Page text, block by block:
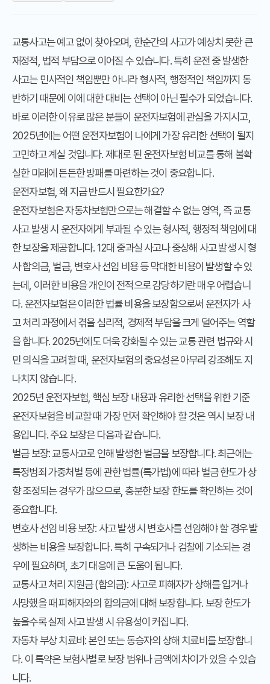
교통사고는 예고 없이 찾아오며, 한순간의 사고가 예상치 못한 큰
재정적, 법적 부담으로 이어질 수 있습니다. 특히 운전 중 발생한
사고는 민사적인 책임뿐만 아니라 형사적, 행정적인 책임까지 동
반하기 때문에 이에 대한 대비는 선택이 아닌 필수가 되었습니다.
바로 이러한 이유로 많은 분들이 운전자보험에 관심을 가지시고,
2025년에는 어떤 운전자보험이 나에게 가장 유리한 선택이 될지
고민하고 계실 것입니다. 제대로 된 운전자보험 비교를 통해 불확
실한 미래에 든든한 방패를 마련하는 것이 중요합니다.
운전자보험, 왜 지금 반드시 필요한가요?
운전자보험은 자동차보험만으로는 해결할 수 없는 영역, 즉 교통
사고 발생 시 운전자에게 부과될 수 있는 형사적, 행정적 책임에 대
한 보장을 제공합니다. 12대 중과실 사고나 중상해 사고 발생 시 형
사 합의금, 벌금, 변호사 선임 비용 등 막대한 비용이 발생할 수 있
는데, 이러한 비용을 개인이 전적으로 감당하기란 매우 어렵습니
다. 운전자보험은 이러한 법률 비용을 보장함으로써 운전자가 사
고 처리 과정에서 겪을 심리적, 경제적 부담을 크게 덜어주는 역할
을 합니다. 2025년에도 더욱 강화될 수 있는 교통 관련 법규와 시
민 의식을 고려할 때, 운전자보험의 중요성은 아무리 강조해도 지
나치지 않습니다.
2025년 운전자보험, 핵심 보장 내용과 유리한 선택을 위한 기준
운전자보험을 비교할 때 가장 먼저 확인해야 할 것은 역시 보장 내
용입니다. 주요 보장은 다음과 같습니다.
벌금 보장:교통사고로 인해 발생한 벌금을 보장합니다. 최근에는
특정범죄 가중처벌 등에 관한 법률(특가법)에 따라 벌금 한도가 상
향 조정되는 경우가 많으므로, 충분한 보장 한도를 확인하는 것이
중요합니다.
변호사 선임 비용 보장: 사고 발생 시 변호사를 선임해야 할 경우 발
생하는 비용을 보장합니다. 특히 구속되거나 검찰에 기소되는 경
우에 필요하며, 초기 대응에 큰 도움이 됩니다.
교통사고 처리 지원금 (합의금): 사고로 피해자가 상해를 입거나
사망했을 때 피해자와의 합의금에 대해 보장합니다. 보장 한도가
높을수록 실제 사고 발생 시 유용성이 커집니다.
자동차 부상 치료비:본인 또는 동승자의 상해 치료비를 보장합니
다. 이 특약은 보험사별로 보장 범위나 금액에 차이가 있을 수 있습
니다.